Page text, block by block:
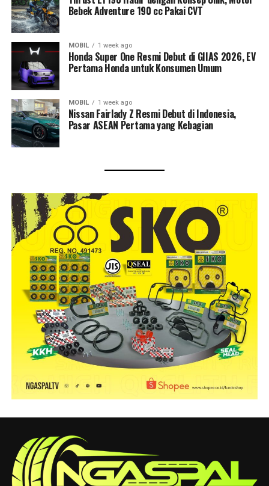
Bebek Adventure 190 cc Pakai CVT
MOBIL 1 week ago
Honda Super One Resmi Debut di GIIAS 2026, EV
Pertama Honda untuk Konsumen Umum
MOBIL 1 week ago
Nissan Fairlady Z Resmi Debut di Indonesia,
Pasar ASEAN Pertama yang Kebagian